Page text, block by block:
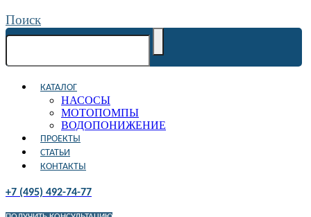
Поиск
КАТАЛОГ
НАСОСЫ
МОТОПОМПЫ
ВОДОПОНИЖЕНИЕ
ПРОЕКТЫ
СТАТЬИ
КОНТАКТЫ
+7 (495) 492-74-77